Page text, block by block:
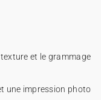
et le grammage
une impression photo